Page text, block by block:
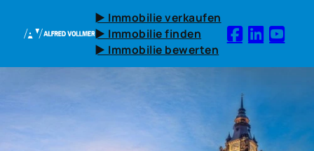
► Immobilie verkaufen
► Immobilie finden
► Immobilie bewerten